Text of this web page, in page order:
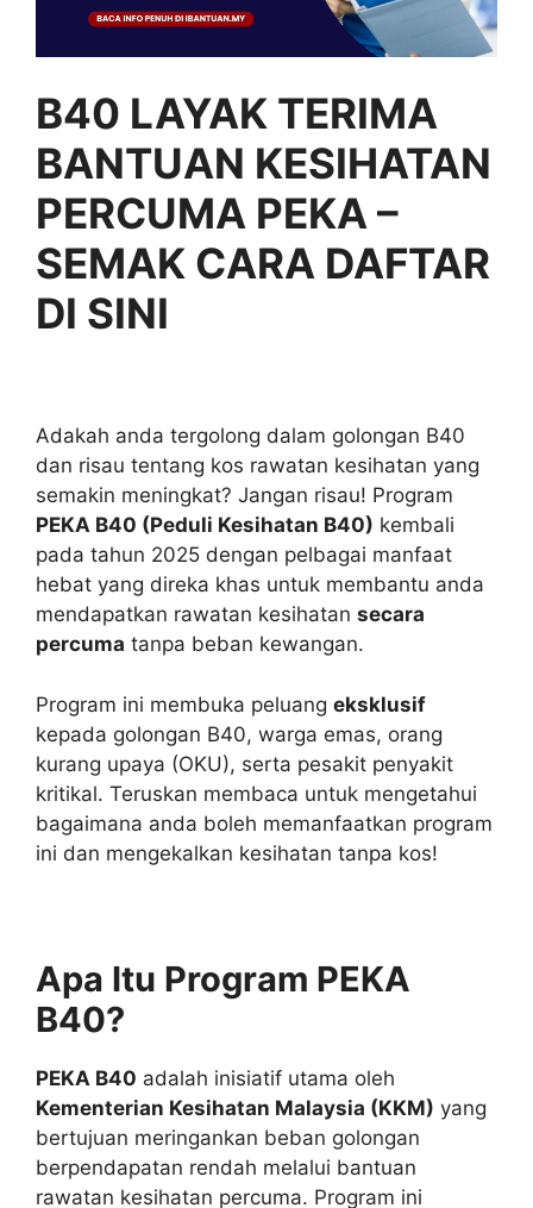
B40 LAYAK TERIMA
BANTUAN KESIHATAN
PERCUMA PEKA –
SEMAK CARA DAFTAR
DI SINI
Adakah anda tergolong dalam golongan B40
dan risau tentang kos rawatan kesihatan yang
semakin meningkat? Jangan risau! Program
PEKA B40 (Peduli Kesihatan B40) kembali
pada tahun 2025 dengan pelbagai manfaat
hebat yang direka khas untuk membantu anda
mendapatkan rawatan kesihatan secara
percuma tanpa beban kewangan.
Program ini membuka peluang eksklusif
kepada golongan B40, warga emas, orang
kurang upaya (OKU), serta pesakit penyakit
kritikal. Teruskan membaca untuk mengetahui
bagaimana anda boleh memanfaatkan program
ini dan mengekalkan kesihatan tanpa kos!
Apa Itu Program PEKA
B40?
PEKA B40 adalah inisiatif utama oleh
Kementerian Kesihatan Malaysia (KKM) yang
bertujuan meringankan beban golongan
berpendapatan rendah melalui bantuan
rawatan kesihatan percuma. Program ini